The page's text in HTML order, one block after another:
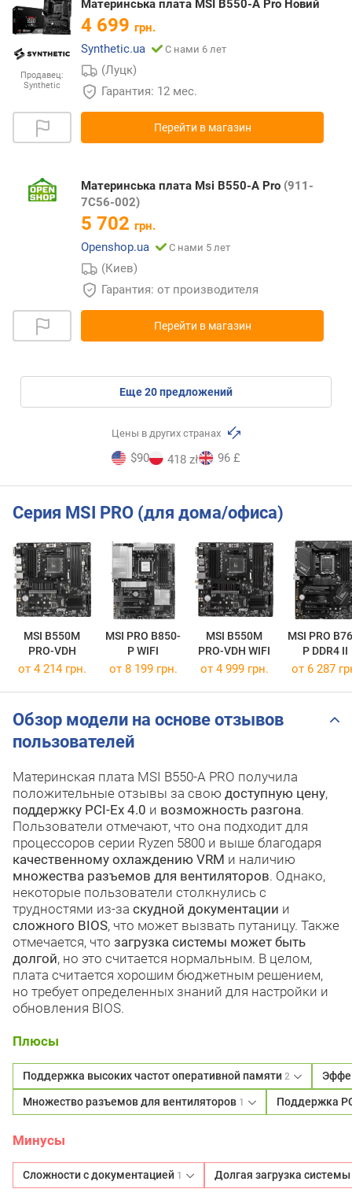
Продавец:
Synthetic
Материнська плата MSI B550-A Pro Новий
4 699 грн.
Synthetic.ua
С нами 6 лет
(Луцк)
Гарантия: 12 мес.
Перейти в магазин
Материнська плата Msi B550-A Pro (911-
7C56-002)
5 702 грн.
Openshop.ua
С нами 5 лет
(Киев)
Гарантия: от производителя
Перейти в магазин
eще20предложений
Цены в других странах
$90 418 zł 96 £
Серия MSI PRO (для дома/офиса)
MSI B550M
PRO-VDH
MSI PRO B850-
P WIFI
MSI B550M
PRO-VDH WIFI
MSI PRO
P DDR4 II
от 4 214 грн. от 8 199 грн. от 4 999 грн. от 6 287
Обзор модели на основе отзывов
пользователей
Материнская плата MSI B550-A PRO получила
положительные отзывы за свою доступную цену,
поддержку PCI-Ex 4.0 и возможность разгона.
Пользователи отмечают, что она подходит для
процессоров серии Ryzen 5800 и выше благодаря
качественному охлаждению VRM и наличию
множества разъемов для вентиляторов. Однако,
некоторые пользователи столкнулись с
трудностями из-за скудной документации и
сложного BIOS, что может вызвать путаницу. Также
отмечается, что загрузка системы может быть
долгой, но это считается нормальным. В целом,
плата считается хорошим бюджетным решением,
но требует определенных знаний для настройки и
обновления BIOS.
Плюсы
Поддержка высоких частот оперативной памяти 2
Множество разъемов для вентиляторов 1 Поддержка
Минусы
Сложности с документацией 1 Долгая загрузка